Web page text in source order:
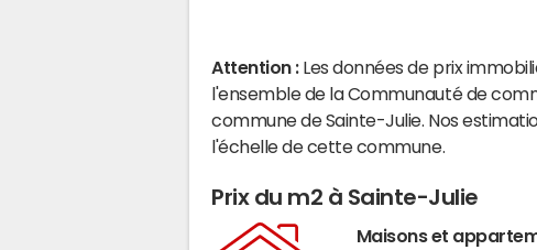
Attention : Les données de prix
l'ensemble de la Communauté de
commune de Sainte-Julie. Nos
l'échelle de cette commune.
Prix du m2 à Sainte-Julie
Maisons et